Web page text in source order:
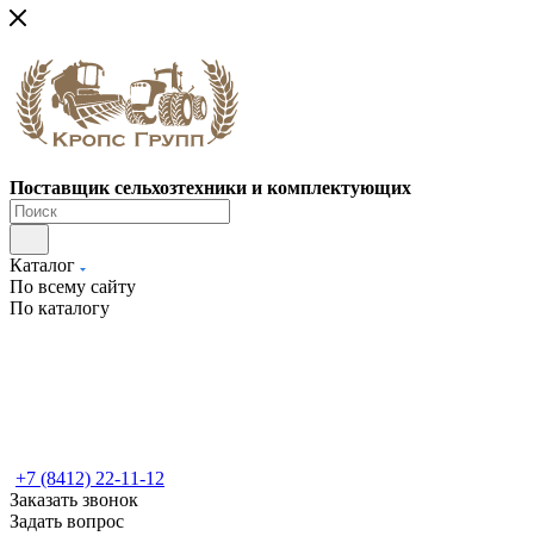
Поставщик сельхозтехники и комплектующих
Каталог
По всему сайту
По каталогу
+7 (8412) 22-11-12
Заказать звонок
Задать вопрос